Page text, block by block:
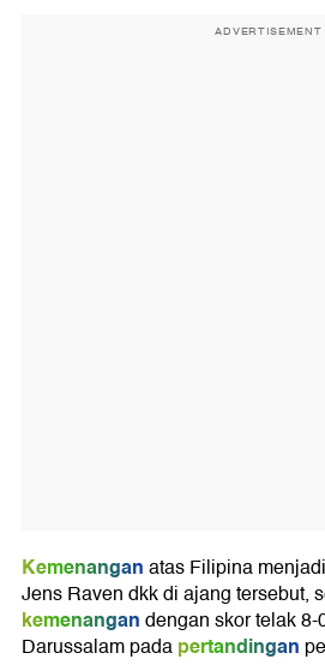
ADVERTISEMENT
Kemenanganatas Filipina
Jens Raven dkk di ajang tersebut,
kemenangandengan skor telak
Darussalam padapertandingan